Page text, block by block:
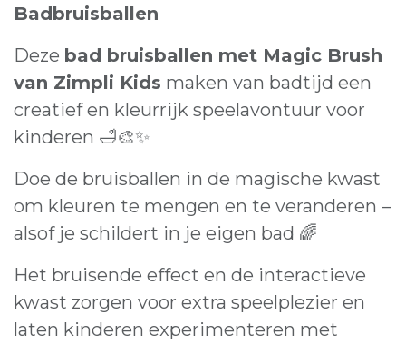
Badbruisballen
Deze bad bruisballen met Magic Brush
van Zimpli Kids maken van badtijd een
creatief en kleurrijk speelavontuur voor
kinderen 🛁🎨✨
Doe de bruisballen in de magische kwast
om kleuren te mengen en te veranderen –
alsof je schildert in je eigen bad 🌈
Het bruisende effect en de interactieve
kwast zorgen voor extra speelplezier en
laten kinderen experimenteren met